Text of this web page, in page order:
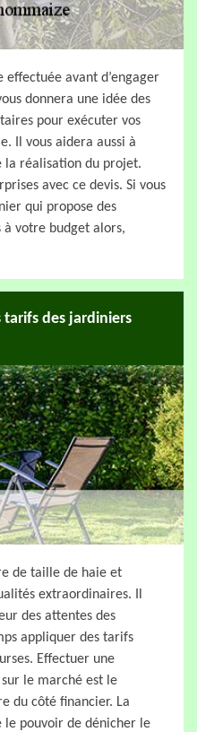
effectuée avant d’engager
donnera une idée des
pour exécuter vos
Il vous aidera aussi à
la réalisation du projet.
avec ce devis. Si vous
qui propose des
à votre budget alors,
tarifs des jardiniers
de taille de haie et
extraordinaires. Il
des attentes des
appliquer des tarifs
Effectuer une
le marché est le
du côté financier. La
le pouvoir de dénicher le